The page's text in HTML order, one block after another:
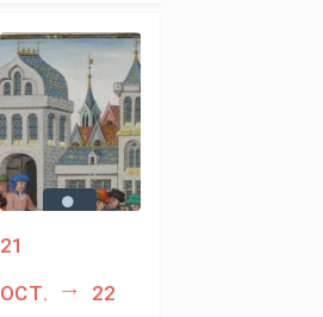
21
oct.
22